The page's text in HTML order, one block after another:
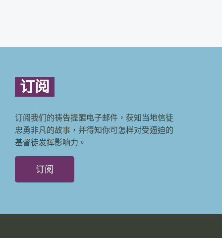
订阅
订阅我们的祷告提醒电子邮件，获知当地信徒
忠勇非凡的故事，并得知你可怎样对受逼迫的
基督徒发挥影响力。
订阅